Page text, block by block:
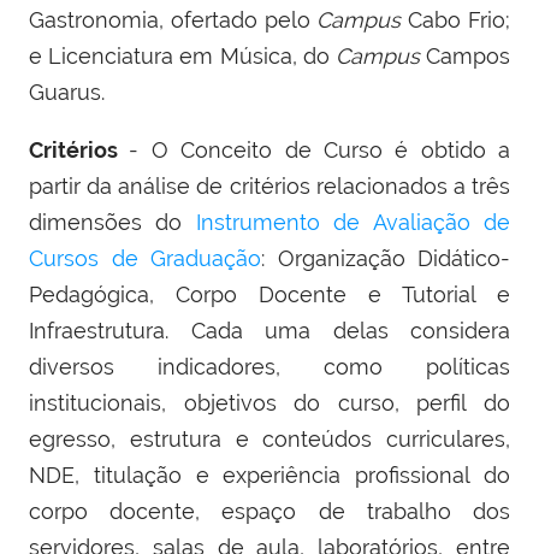
Gastronomia, ofertado pelo Campus Cabo Frio;
e Licenciatura em Música, do Campus Campos
Guarus.
Critérios - O Conceito de Curso é obtido a
partir da análise de critérios relacionados a três
dimensões do Instrumento de Avaliação de
Cursos de Graduação: Organização Didático-
Pedagógica, Corpo Docente e Tutorial e
Infraestrutura. Cada uma delas considera
diversos indicadores, como políticas
institucionais, objetivos do curso, perfil do
egresso, estrutura e conteúdos curriculares,
NDE, titulação e experiência profissional do
corpo docente, espaço de trabalho dos
servidores, salas de aula, laboratórios, entre